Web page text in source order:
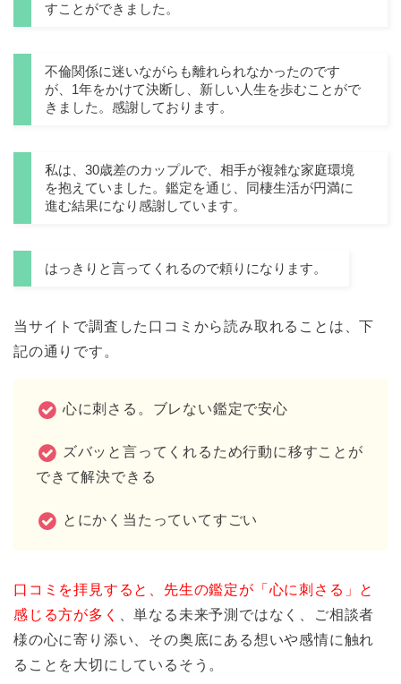
すことができました。
不倫関係に迷いながらも離れられなかったのです
が、1年をかけて決断し、新しい人生を歩むことがで
きました。感謝しております。
私は、30歳差のカップルで、相手が複雑な家庭環境
を抱えていました。鑑定を通じ、同棲生活が円満に
進む結果になり感謝しています。
はっきりと言ってくれるので頼りになります。
当サイトで調査した口コミから読み取れることは、下
記の通りです。
心に刺さる。ブレない鑑定で安心
ズバッと言ってくれるため行動に移すことが
できて解決できる
とにかく当たっていてすごい
口コミを拝見すると、先生の鑑定が「心に刺さる」と
感じる方が多く
、単なる未来予測ではなく、ご相談者
様の心に寄り添い、その奥底にある想いや感情に触れ
ることを大切にしているそう。